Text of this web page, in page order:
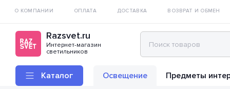
О КОМПАНИИ ОПЛАТА ДОСТАВКА ВОЗВРАТ И ОБМЕН
Razsvet.ru
Интернет-магазин
светильников
Каталог Освещение Предметы